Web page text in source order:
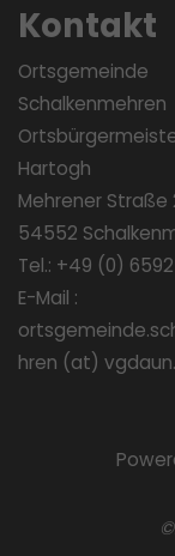
Kontakt
Ortsgemeinde
Schalkenmehren
Hartogh
Mehrener Straße
54552
Tel.: +49 (0) 6592
E-Mail :
hren (at)